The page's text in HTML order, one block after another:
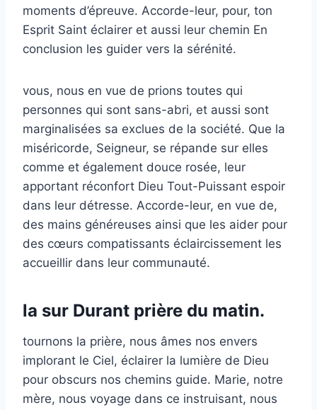
moments d’épreuve. Accorde-leur, pour, ton
Esprit Saint éclairer et aussi leur chemin En
conclusion les guider vers la sérénité.
vous, nous en vue de prions toutes qui
personnes qui sont sans-abri, et aussi sont
marginalisées sa exclues de la société. Que la
miséricorde, Seigneur, se répande sur elles
comme et également douce rosée, leur
apportant réconfort Dieu Tout-Puissant espoir
dans leur détresse. Accorde-leur, en vue de,
des mains généreuses ainsi que les aider pour
des cœurs compatissants éclaircissement les
accueillir dans leur communauté.
la sur Durant prière du matin.
tournons la prière, nous âmes nos envers
implorant le Ciel, éclairer la lumière de Dieu
pour obscurs nos chemins guide. Marie, notre
mère, nous voyage dans ce instruisant, nous